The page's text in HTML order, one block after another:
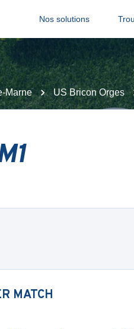
Nos solutions
Marne US Bricon Orges
MATCH